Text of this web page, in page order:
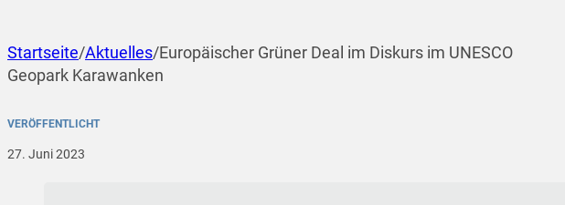
Startseite/Aktuelles/Europäischer Grüner Deal im Diskurs im UNESCO
Geopark Karawanken
VERÖFFENTLICHT
27. Juni 2023